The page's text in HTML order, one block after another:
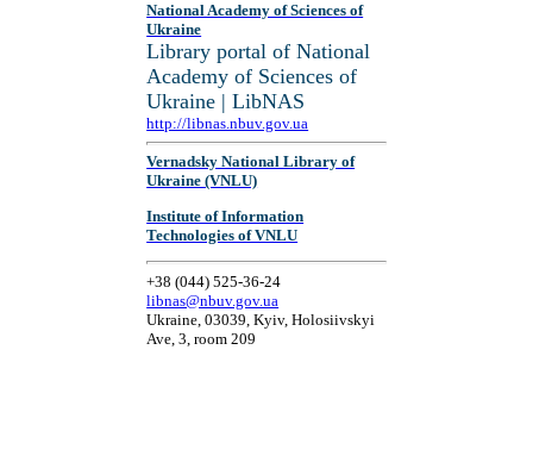
National Academy of Sciences of
Ukraine
Library portal of National
Academy of Sciences of
Ukraine | LibNAS
http://libnas.nbuv.gov.ua
Vernadsky National Library of
Ukraine (VNLU)
Institute of Information
Technologies of VNLU
+38 (044) 525-36-24
libnas@nbuv.gov.ua
Ukraine, 03039, Kyiv, Holosiivskyi
Ave, 3, room 209